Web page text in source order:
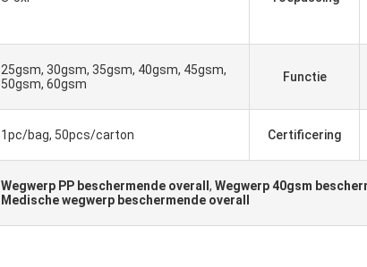
25gsm, 30gsm, 35gsm, 40gsm, 45gsm,
50gsm, 60gsm
Functie
1pc/bag, 50pcs/carton Certificering
Wegwerp PP beschermende overall , Wegwerp 40gsm
Medische wegwerp beschermende overall